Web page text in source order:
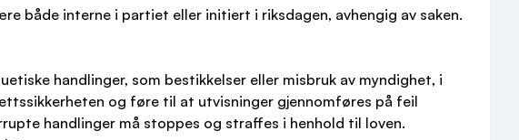
både interne i partiet eller initiert i riksdagen, avhengig av saken.
handlinger, som bestikkelser eller misbruk av myndighet, i
og føre til at utvisninger gjennomføres på feil
handlinger må stoppes og straffes i henhold til loven.